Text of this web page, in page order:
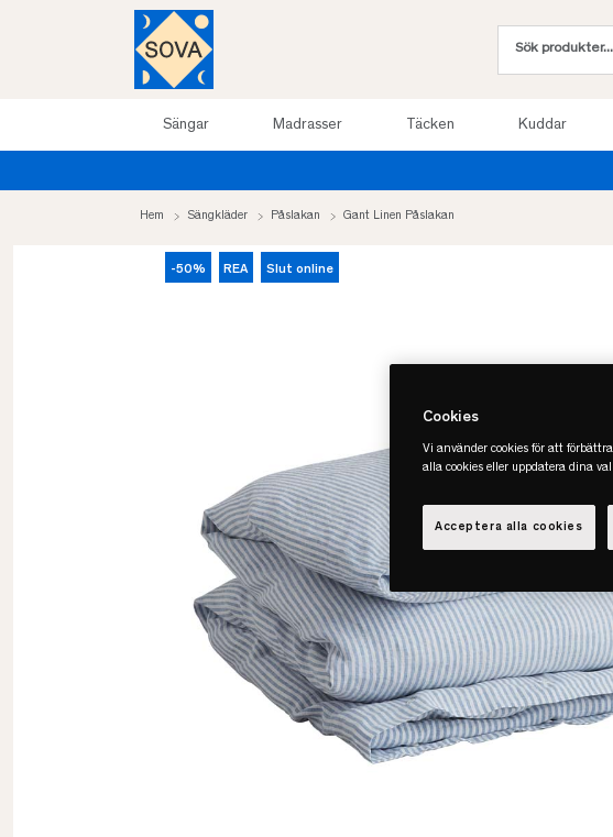
Sängar Madrasser Täcken Kuddar
Hem Sängkläder Påslakan Gant Linen Påslakan
-50% REA Slut online
Cookies
Vi använder cookies för att
alla cookies eller uppdatera dina
Acceptera alla cookies